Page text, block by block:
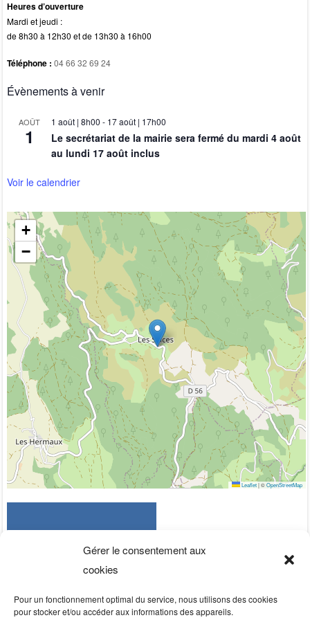
Gérer le consentement aux
cookies
Pour un fonctionnement optimal du service, nous utilisons des cookies
pour stocker et/ou accéder aux informations des appareils.
Heures d’ouverture
Mardi et jeudi :
de 8h30 à 12h30 et de 13h30 à 16h00
Téléphone : 04 66 32 69 24
Évènements à venir
AOÛT
1
1 août | 8h00 - 17 août | 17h00
Le secrétariat de la mairie sera fermé du mardi 4 août
au lundi 17 août inclus
Voir le calendrier
+
−
Leaflet |©OpenStreetMap